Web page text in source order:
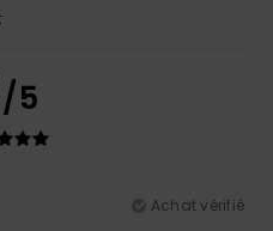
/5
Achat vérifié